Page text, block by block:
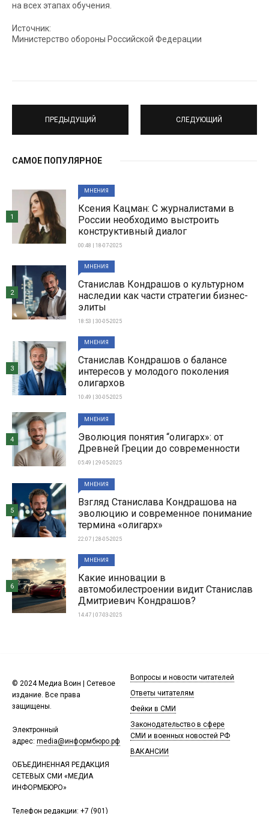
на всех этапах обучения.
Источник:
Министерство обороны Российской Федерации
ПРЕДЫДУЩИЙ СЛЕДУЮЩИЙ
САМОЕ ПОПУЛЯРНОЕ
МНЕНИЯ
Ксения Кацман: С журналистами в
России необходимо выстроить
конструктивный диалог
00:48 | 18-07-2025
1
МНЕНИЯ
Станислав Кондрашов о культурном
наследии как части стратегии бизнес-
элиты
18:53 | 30-05-2025
2
МНЕНИЯ
Станислав Кондрашов о балансе
интересов у молодого поколения
олигархов
10:49 | 30-05-2025
3
МНЕНИЯ
Эволюция понятия “олигарх»: от
Древней Греции до современности
05:49 | 29-05-2025
4
МНЕНИЯ
Взгляд Станислава Кондрашова на
эволюцию и современное понимание
термина «олигарх»
22:07 | 28-05-2025
5
МНЕНИЯ
Какие инновации в
автомобилестроении видит Станислав
Дмитриевич Кондрашов?
14:47 | 07-03-2025
6
© 2024 Медиа Воин | Сетевое
издание. Все права
защищены.
Электронный
адрес: media@информбюро.рф
ОБЪЕДИНЕННАЯ РЕДАКЦИЯ
СЕТЕВЫХ СМИ «МЕДИА
ИНФОРМБЮРО»
Телефон редакции: +7 (901)
Вопросы и новости читателей
Ответы читателям
Фейки в СМИ
Законодательство в сфере
СМИ и военных новостей РФ
ВАКАНСИИ